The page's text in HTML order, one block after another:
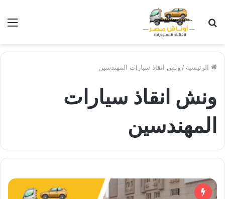
الرئيسية / ونش انقاذ سيارات المهندسين
ونش انقاذ سيارات
المهندسين